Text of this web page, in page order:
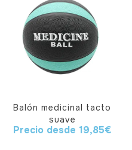
Balón medicinal tacto
suave
Precio desde 19,85€